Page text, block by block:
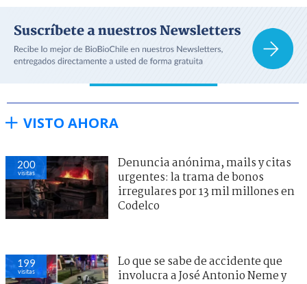
VISTO AHORA
200
visitas
Denuncia anónima, mails y citas
urgentes: la trama de bonos
irregulares por 13 mil millones en
Codelco
199
visitas
Lo que se sabe de accidente que
involucra a José Antonio Neme y